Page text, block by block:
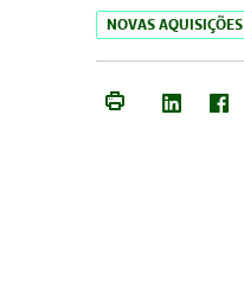
NOVAS AQUISIÇÕES